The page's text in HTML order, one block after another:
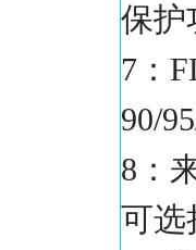
保护
7：
90/
8：
可选